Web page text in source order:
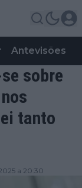
Antevisões
sobre
tanto
a 20:30